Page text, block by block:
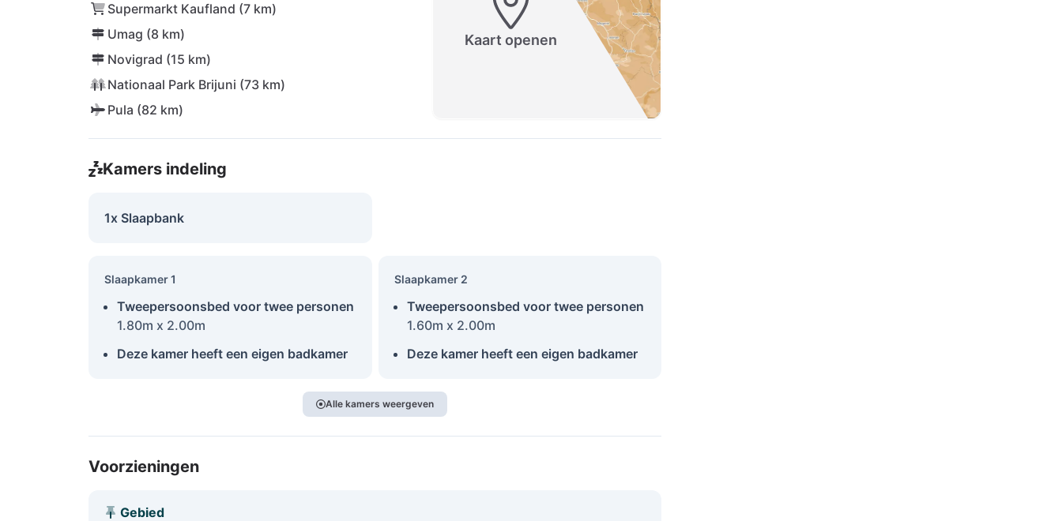
Supermarkt Kaufland (7 km)
Umag (8 km)
Novigrad (15 km)
Nationaal Park Brijuni (73 km)
Pula (82 km)
Kaart openen
Kamers indeling
1x Slaapbank
Slaapkamer 1
Tweepersoonsbed voor twee personen
1.80m x 2.00m
Deze kamer heeft een eigen badkamer
Slaapkamer 2
Tweepersoonsbed voor twee personen
1.60m x 2.00m
Deze kamer heeft een eigen badkamer
Alle kamers weergeven
Voorzieningen
Gebied